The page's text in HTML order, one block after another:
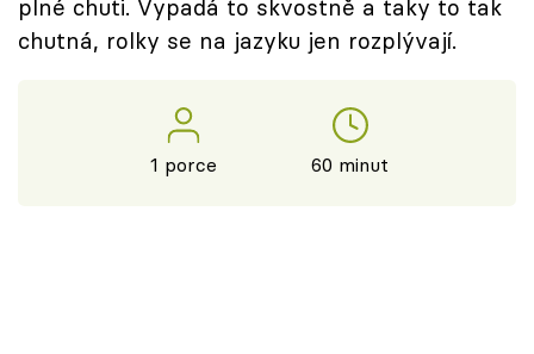
Přihlášení
plné chuti. Vypadá to skvostně a taky to tak
chutná, rolky se na jazyku jen rozplývají.
1 porce 60 minut